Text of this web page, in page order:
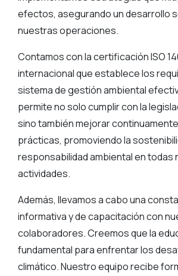
efectos, asegurando un desarrollo
nuestras operaciones.
Contamos con la certificación ISO
internacional que establece los
sistema de gestión ambiental
permite no solo cumplir con la
sino también mejorar
prácticas, promoviendo la
responsabilidad ambiental en todas
actividades.
Además, llevamos a cabo una
informativa y de capacitación con
colaboradores. Creemos que la
fundamental para enfrentar los
climático. Nuestro equipo recibe